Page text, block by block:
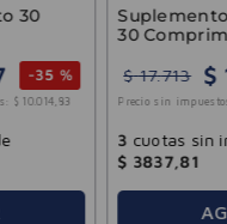
30
-35 %
$ 10 .014 83
30
$ 17.713 $
Precio sin
3 cuotas sin
$ 3837,81